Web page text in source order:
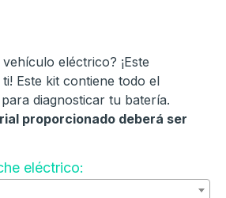
eléctrico? ¡Este
Este kit contiene todo el
diagnosticar tu batería.
proporcionado deberá ser
eléctrico: